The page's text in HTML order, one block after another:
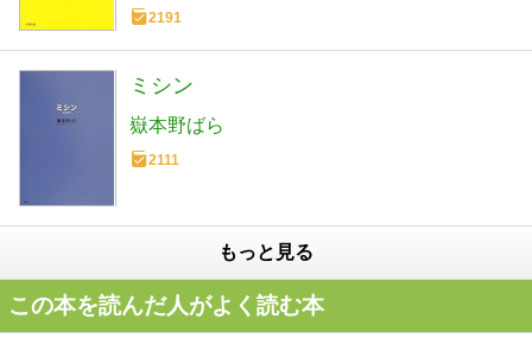
2191
ミシン
嶽本野ばら
2111
もっと見る
この本を読んだ人がよく読む本